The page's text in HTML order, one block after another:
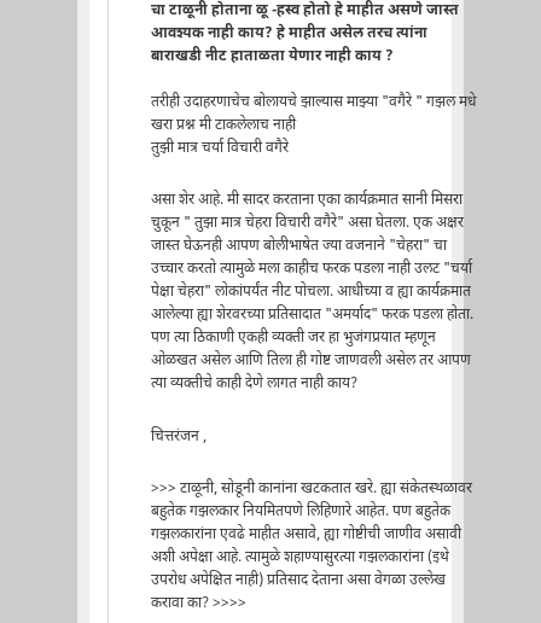
चा टाळूनी होताना ळू -हस्व होतो हे माहीत असणे जास्त
आवश्यक नाही काय? हे माहीत असेल तरच त्यांना
बाराखडी नीट हाताळता येणार नाही काय ?
तरीही उदाहरणाचेच बोलायचे झाल्यास माझ्या "वगैरे " गझल मधे
खरा प्रश्न मी टाकलेलाच नाही
तुझी मात्र चर्या विचारी वगैरे
असा शेर आहे. मी सादर करताना एका कार्यक्रमात सानी मिसरा
चुकून " तुझा मात्र चेहरा विचारी वगैरे" असा घेतला. एक अक्षर
जास्त घेऊनही आपण बोलीभाषेत ज्या वजनाने "चेहरा" चा
उच्चार करतो त्यामुळे मला काहीच फरक पडला नाही उलट "चर्या
पेक्षा चेहरा" लोकांपर्यंत नीट पोचला. आधीच्या व ह्या कार्यक्रमात
आलेल्या ह्या शेरवरच्या प्रतिसादात "अमर्याद" फरक पडला होता.
पण त्या ठिकाणी एकही व्यक्ती जर हा भुजंगप्रयात म्हणून
ओळखत असेल आणि तिला ही गोष्ट जाणवली असेल तर आपण
त्या व्यक्तीचे काही देणे लागत नाही काय?
चित्तरंजन ,
>>> टाळूनी, सोडूनी कानांना खटकतात खरे. ह्या संकेतस्थळावर
बहुतेक गझलकार नियमितपणे लिहिणारे आहेत. पण बहुतेक
गझलकारांना एवढे माहीत असावे, ह्या गोष्टीची जाणीव असावी
अशी अपेक्षा आहे. त्यामुळे शहाण्यासुरत्या गझलकारांना (इथे
उपरोध अपेक्षित नाही) प्रतिसाद देताना असा वेगळा उल्लेख
करावा का? >>>>